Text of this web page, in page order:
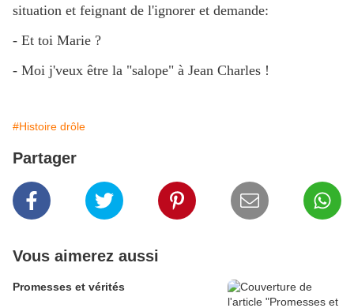
situation et feignant de l'ignorer et demande:
- Et toi Marie ?
- Moi j'veux être la "salope" à Jean Charles !
#Histoire drôle
Partager
Vous aimerez aussi
Promesses et vérités